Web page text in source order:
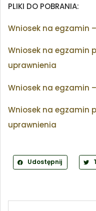
PLIKI DO POBRANIA:
Wniosek na egzamin
Wniosek na egzamin
uprawnienia
Wniosek na egzamin
Wniosek na egzamin
uprawnienia
Udostępnij